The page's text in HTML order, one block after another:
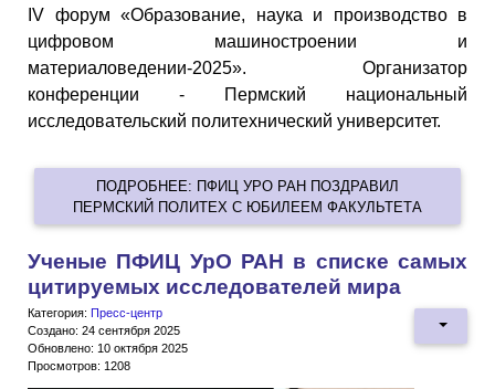
IV форум «Образование, наука и производство в
цифровом машиностроении и
материаловедении-2025». Организатор
конференции - Пермский национальный
исследовательский политехнический университет.
ПОДРОБНЕЕ: ПФИЦ УРО РАН ПОЗДРАВИЛ
ПЕРМСКИЙ ПОЛИТЕХ С ЮБИЛЕЕМ ФАКУЛЬТЕТА
Ученые ПФИЦ УрО РАН в списке самых
цитируемых исследователей мира
Категория: Пресс-центр
Создано: 24 сентября 2025
Обновлено: 10 октября 2025
Просмотров: 1208